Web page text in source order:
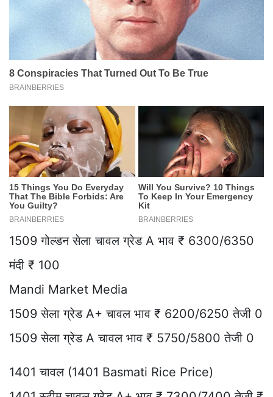
1509 गोल्डन सेला चावल ग्रेड A भाव ₹ 6300/6350
मंदी ₹ 100
Mandi Market Media
1509 सेला ग्रेड A+ चावल भाव ₹ 6200/6250 तेजी 0
1509 सेला ग्रेड A चावल भाव ₹ 5750/5800 तेजी 0
1401 चावल (1401 Basmati Rice Price)